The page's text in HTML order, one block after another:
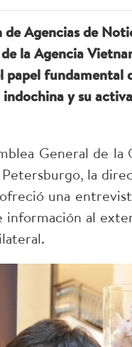
Agencias de
la Agencia
fundamental
y su
General de la
la
una
información al